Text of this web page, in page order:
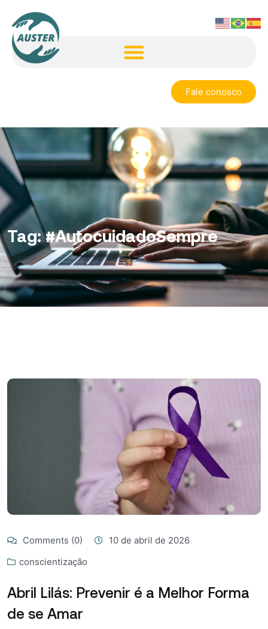
Fale conosco
Tag:#AutocuidadoSempre
Comments (0)
10 de abril de 2026
conscientização
Abril Lilás: Prevenir é a Melhor Forma
de se Amar